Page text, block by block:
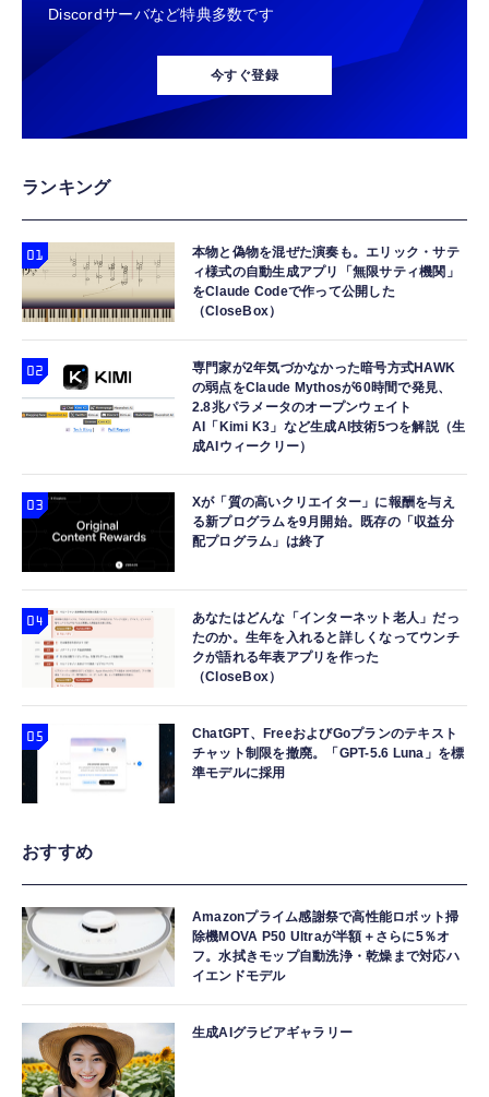
エレコム 充電器 Type-C USB-C 20W USB PD
対応 ケーブル一体型 1.5m PSE認証品 GaN採
用 折りたたみ式プラグ しろちゃん 【
iPhone16 15 等対応】 EC-AC6920WF
iPhone 17/iPhone 16 /iPhone 15 /
MacBook、iPad Pro/Air、Galaxy、Sony、
Pixel Type C機種対応
￥749
エレコム 充電器 40W 2ポート Type-C USB
PD対応 PPS対応 GaN II採用 折りたたみ式プ
ラグ ホワイト EC-AC10640WH
￥1,790
イク付き 安眠 仕事 勉強 通勤通学最適（黑-
Lightning to 3.5mm イヤホンジャック 変換
MFi認証 【ハイレゾ音質】 内蔵DAC 遅延な
し 48ビット/96KHz 音量調節対応
￥999
寝ホン 睡眠用イヤホン 寝ながら 痛くない 超
軽量2.8g ASMR推薦 ワイヤレス
Bluetooth6.1 柔軟性高 安眠 仕事 ブルー
￥2,682
AGF ブレンディ マイボトルスティック すっ
きりアセロラ＆ビタミンC 6本 【 水分補給応
援 】【 水筒用 】 (× 2)
￥428
￥1,028
リプトン グリーンティー ピーチ ティーバッ
￥670
Discordサーバなど特典多数です
今すぐ登録
ランキング
本物と偽物を混ぜた演奏も。エリック・サテ
ィ様式の自動生成アプリ「無限サティ機関」
をClaude Codeで作って公開した
（CloseBox）
専門家が2年気づかなかった暗号方式HAWK
の弱点をClaude Mythosが60時間で発見、
2.8兆パラメータのオープンウェイト
AI「Kimi K3」など生成AI技術5つを解説（生
成AIウィークリー）
Xが「質の高いクリエイター」に報酬を与え
る新プログラムを9月開始。既存の「収益分
配プログラム」は終了
あなたはどんな「インターネット老人」だっ
たのか。生年を入れると詳しくなってウンチ
クが語れる年表アプリを作った
（CloseBox）
ChatGPT、FreeおよびGoプランのテキスト
チャット制限を撤廃。「GPT-5.6 Luna」を標
準モデルに採用
おすすめ
Amazonプライム感謝祭で高性能ロボット掃
除機MOVA P50 Ultraが半額＋さらに5％オ
フ。水拭きモップ自動洗浄・乾燥まで対応ハ
イエンドモデル
生成AIグラビアギャラリー